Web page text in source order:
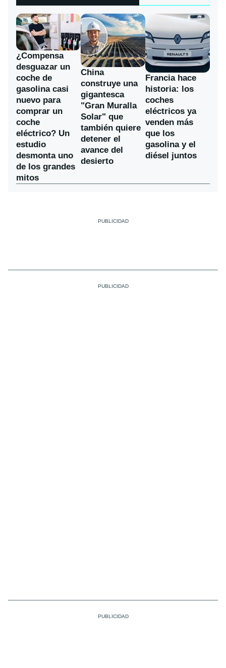
¿Compensa
desguazar un
coche de
gasolina casi
nuevo para
comprar un
coche
eléctrico? Un
estudio
desmonta uno
de los grandes
mitos
China
construye una
gigantesca
"Gran Muralla
Solar" que
también quiere
detener el
avance del
desierto
Francia hace
historia: los
coches
eléctricos ya
venden más
que los
gasolina y el
diésel juntos